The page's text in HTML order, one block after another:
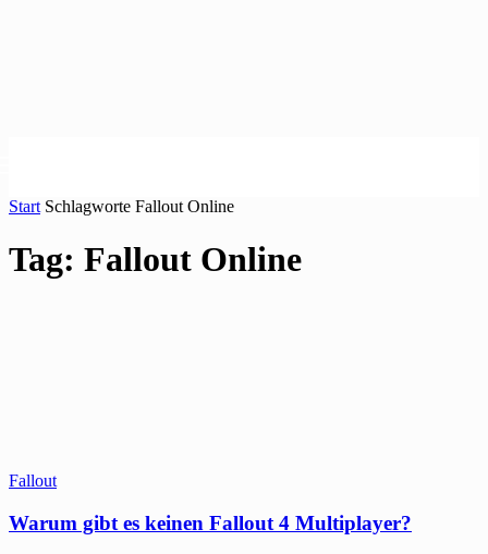
Start Schlagworte Fallout Online
Tag: Fallout Online
Fallout
Warum gibt es keinen Fallout 4 Multiplayer?